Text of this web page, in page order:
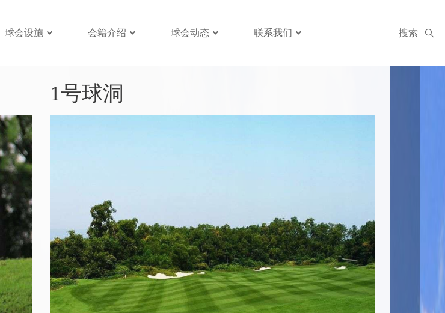
球会设施 会籍介绍 球会动态 联系我们 搜索
1号球洞